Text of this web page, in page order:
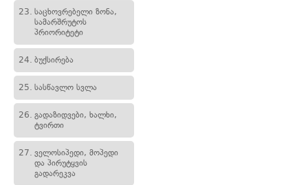
23. საცხოვრებელი ზონა,
სამარშრუტოს
პრიორიტეტი
24. ბუქსირება
25. სასწავლო სვლა
26. გადაზიდვები, ხალხი,
ტვირთი
27. ველოსიპედი, მოპედი
და პირუტყვის
გადარეკვა